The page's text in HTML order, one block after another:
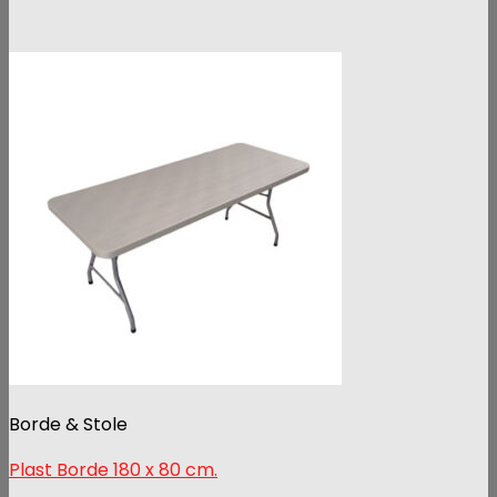
Borde & Stole
Plast Borde 180 x 80 cm.